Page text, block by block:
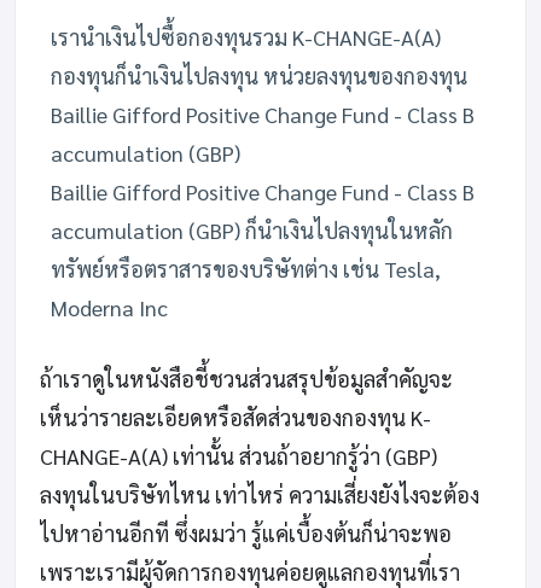
เรานำเงินไปซื้อกองทุนรวม K-CHANGE-A(A)
กองทุนก็นำเงินไปลงทุน หน่วยลงทุนของกองทุน
Baillie Gifford Positive Change Fund - Class B
accumulation (GBP)
Baillie Gifford Positive Change Fund - Class B
accumulation (GBP) ก็นำเงินไปลงทุนในหลัก
ทรัพย์หรือตราสารของบริษัทต่าง เช่น Tesla,
Moderna Inc
ถ้าเราดูในหนังสือชี้ชวนส่วนสรุปข้อมูลสำคัญจะ
เห็นว่ารายละเอียดหรือสัดส่วนของกองทุน K-
CHANGE-A(A) เท่านั้น ส่วนถ้าอยากรู้ว่า (GBP)
ลงทุนในบริษัทไหน เท่าไหร่ ความเสี่ยงยังไงจะต้อง
ไปหาอ่านอีกที ซึ่งผมว่า รู้แค่เบื้องต้นก็น่าจะพอ
เพราะเรามีผู้จัดการกองทุนค่อยดูแลกองทุนที่เรา